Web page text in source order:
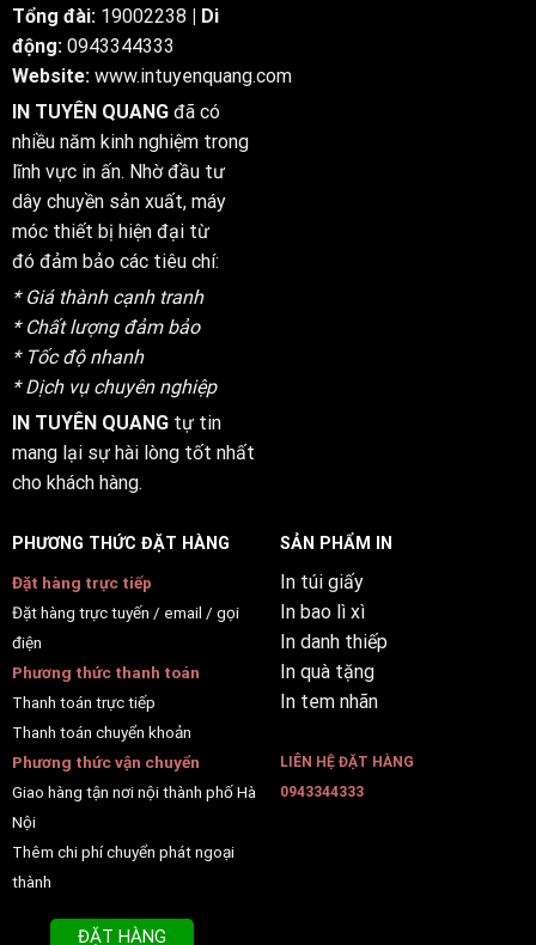
Tổng đài: 19002238 | Di
động: 0943344333
Website: www.intuyenquang.com
IN TUYÊN QUANG đã có
nhiều năm kinh nghiệm trong
lĩnh vực in ấn. Nhờ đầu tư
dây chuyền sản xuất, máy
móc thiết bị hiện đại từ
đó đảm bảo các tiêu chí:
* Giá thành cạnh tranh
* Chất lượng đảm bảo
* Tốc độ nhanh
* Dịch vụ chuyên nghiệp
IN TUYÊN QUANG tự tin
mang lại sự hài lòng tốt nhất
cho khách hàng.
PHƯƠNG THỨC ĐẶT HÀNG
Đặt hàng trực tiếp
Đặt hàng trực tuyến / email / gọi
điện
Phương thức thanh toán
Thanh toán trực tiếp
Thanh toán chuyển khoản
Phương thức vận chuyển
Giao hàng tận nơi nội thành phố Hà
Nội
Thêm chi phí chuyển phát ngoại
thành
SẢN PHẨM IN
In túi giấy
In bao lì xì
In danh thiếp
In quà tặng
In tem nhãn
LIÊN HỆ ĐẶT HÀNG
0943344333
ĐẶT HÀNG